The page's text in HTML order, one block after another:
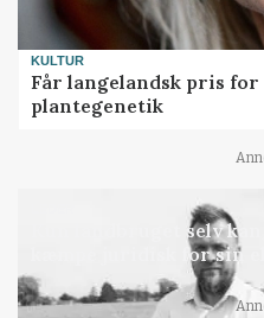
KULTUR
Får langelandsk pris
plantegenetik
Kun landbruget selv
kæmpe juridisk for sin